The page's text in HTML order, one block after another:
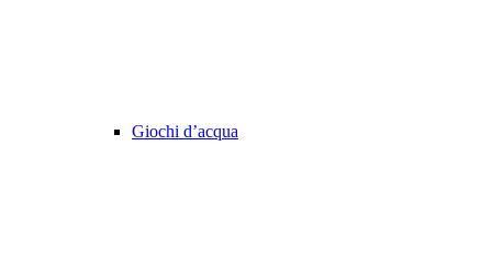
Giochi d’acqua